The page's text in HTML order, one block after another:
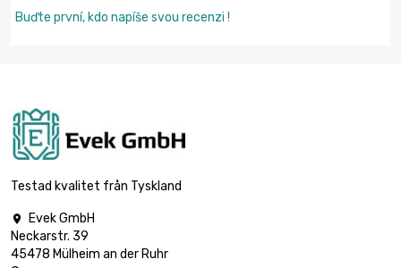
Buďte první, kdo napíše svou recenzi !
Testad kvalitet från Tyskland

Evek GmbH
Neckarstr. 39
45478 Mülheim an der Ruhr